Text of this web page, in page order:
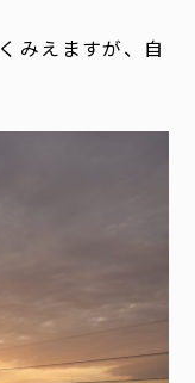
みえますが、自